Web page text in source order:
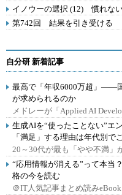
イノウーの選択 (12) 慣れな
第742回 結果を引き受ける
自分研 新着記事
最高で「年収6000万超」――
が求められるのか
メドレーが「Applied AI
生成AIを“使ったことない”エ
「満足」する理由は年代別で
20～30代が最も「やや不満」
“応用情報が消える”って本
格の今を読む
＠IT人気記事まとめ読みeBook